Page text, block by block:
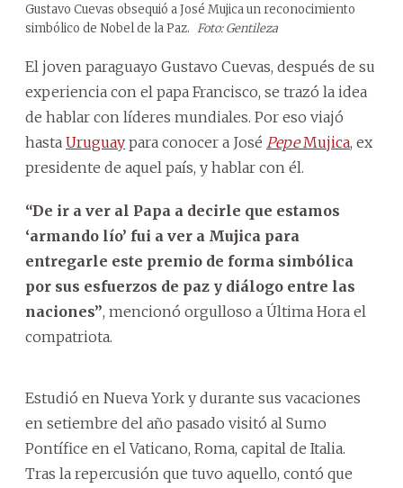
Gustavo Cuevas obsequió a José Mujica un reconocimiento
simbólico de Nobel de la Paz. Foto: Gentileza
El joven paraguayo Gustavo Cuevas, después de su
experiencia con el papa Francisco, se trazó la idea
de hablar con líderes mundiales. Por eso viajó
hasta Uruguay para conocer a José PepeMujica, ex
presidente de aquel país, y hablar con él.
“De ir a ver al Papa a decirle que estamos
‘armando lío’ fui a ver a Mujica para
entregarle este premio de forma simbólica
por sus esfuerzos de paz y diálogo entre las
naciones”, mencionó orgulloso a Última Hora el
compatriota.
Estudió en Nueva York y durante sus vacaciones
en setiembre del año pasado visitó al Sumo
Pontífice en el Vaticano, Roma, capital de Italia.
Tras la repercusión que tuvo aquello, contó que